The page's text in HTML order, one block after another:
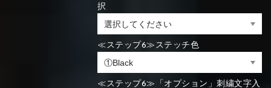
択
≪ステップ6≫ステッチ色
≪ステップ6≫「オプション」刺繍文字入